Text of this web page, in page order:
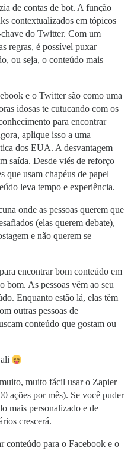
de contas de bot. A função
contextualizados em tópicos
do Twitter. Com um
regras, é possível puxar
ou seja, o conteúdo mais
e o Twitter são como uma
idosas te cutucando com os
para encontrar
aplique isso a uma
dos EUA. A desvantagem
saída. Desde viés de reforço
que usam chapéus de papel
leva tempo e experiência.
onde as pessoas querem que
(elas querem debate),
e não querem se
encontrar bom conteúdo em
bom. As pessoas vêm ao seu
Enquanto estão lá, elas têm
outras pessoas de
conteúdo que gostam ou
muito fácil usar o Zapier
ações por mês). Se você puder
mais personalizado e de
crescerá.
conteúdo para o Facebook e o